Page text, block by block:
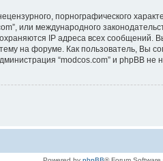
порнографического
или международного
IP адреса всех
на форуме. Как пользователь, Вы
“modcos.com” и phpBB не